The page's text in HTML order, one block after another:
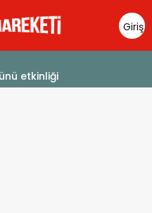
Giriş
Yap
etkinliği